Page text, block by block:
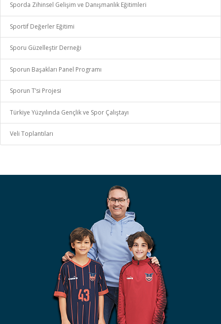
Sporda Zihinsel Gelişim ve Danışmanlık Eğitimleri
Sportif Değerler Eğitimi
Sporu Güzelleştir Derneği
Sporun Başakları Panel Programı
Sporun T’si Projesi
Türkiye Yüzyılında Gençlik ve Spor Çalıştayı
Veli Toplantıları